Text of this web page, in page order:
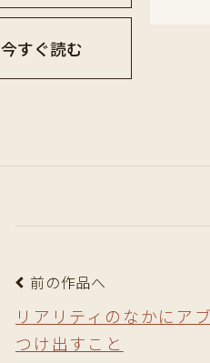
今すぐ読む
前の作品へ
リアリティのなかにア
つけ出すこと